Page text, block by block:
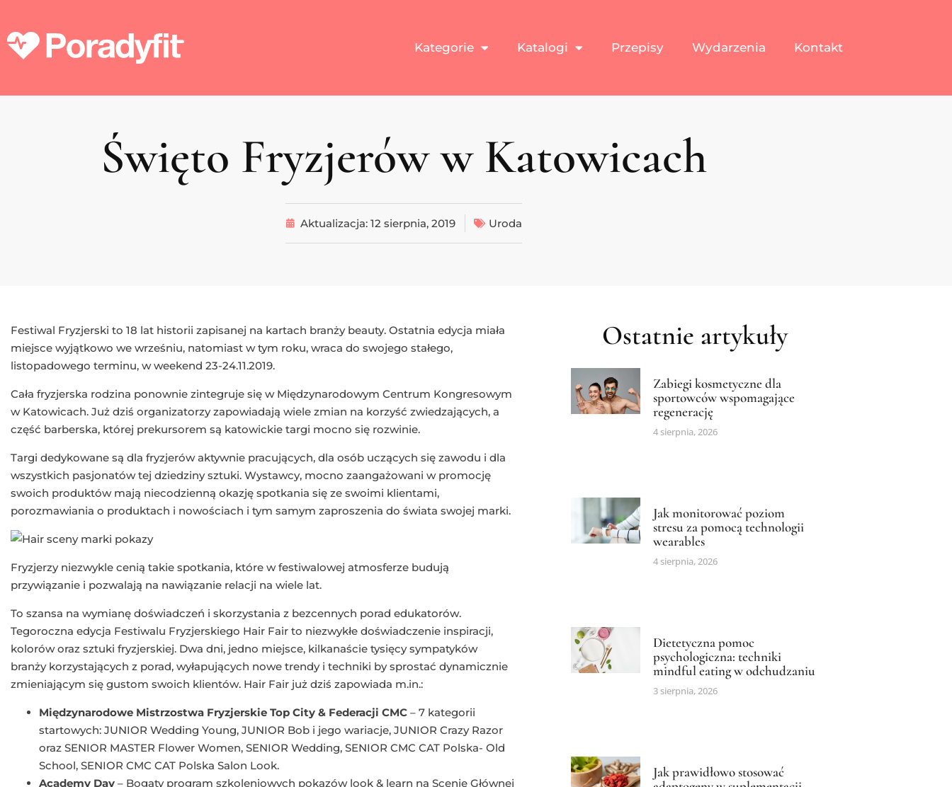
Kategorie Katalogi Przepisy Wydarzenia Kontakt
Święto Fryzjerów w Katowicach
Aktualizacja: 12 sierpnia, 2019 Uroda
Festiwal Fryzjerski to 18 lat historii zapisanej na kartach branży beauty. Ostatnia edycja miała
miejsce wyjątkowo we wrześniu, natomiast w tym roku, wraca do swojego stałego,
listopadowego terminu, w weekend 23-24.11.2019.
Cała fryzjerska rodzina ponownie zintegruje się w Międzynarodowym Centrum Kongresowym
w Katowicach. Już dziś organizatorzy zapowiadają wiele zmian na korzyść zwiedzających, a
część barberska, której prekursorem są katowickie targi mocno się rozwinie.
Targi dedykowane są dla fryzjerów aktywnie pracujących, dla osób uczących się zawodu i dla
wszystkich pasjonatów tej dziedziny sztuki. Wystawcy, mocno zaangażowani w promocję
swoich produktów mają niecodzienną okazję spotkania się ze swoimi klientami,
porozmawiania o produktach i nowościach i tym samym zaproszenia do świata swojej marki.
Fryzjerzy niezwykle cenią takie spotkania, które w festiwalowej atmosferze budują
przywiązanie i pozwalają na nawiązanie relacji na wiele lat.
To szansa na wymianę doświadczeń i skorzystania z bezcennych porad edukatorów.
Tegoroczna edycja Festiwalu Fryzjerskiego Hair Fair to niezwykłe doświadczenie inspiracji,
kolorów oraz sztuki fryzjerskiej. Dwa dni, jedno miejsce, kilkanaście tysięcy sympatyków
branży korzystających z porad, wyłapujących nowe trendy i techniki by sprostać dynamicznie
zmieniającym się gustom swoich klientów. Hair Fair już dziś zapowiada m.in.:
Międzynarodowe Mistrzostwa Fryzjerskie Top City & Federacji CMC – 7 kategorii
startowych: JUNIOR Wedding Young, JUNIOR Bob i jego wariacje, JUNIOR Crazy Razor
oraz SENIOR MASTER Flower Women, SENIOR Wedding, SENIOR CMC CAT Polska- Old
School, SENIOR CMC CAT Polska Salon Look.
Academy Day – Bogaty program szkoleniowych pokazów look & learn na Scenie Głównej
Ostatnie artykuły
Zabiegi kosmetyczne dla
sportowców wspomagające
regenerację
4 sierpnia, 2026
Jak monitorować poziom
stresu za pomocą technologii
wearables
4 sierpnia, 2026
Dietetyczna pomoc
psychologiczna: techniki
mindful eating w odchudzaniu
3 sierpnia, 2026
Jak prawidłowo stosować